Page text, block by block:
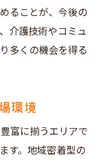
広げる
求
未来
割
ることが、今後の
介護技術やコミュ
多くの機会を得る
環境
富に揃うエリアで
す。地域密着型の